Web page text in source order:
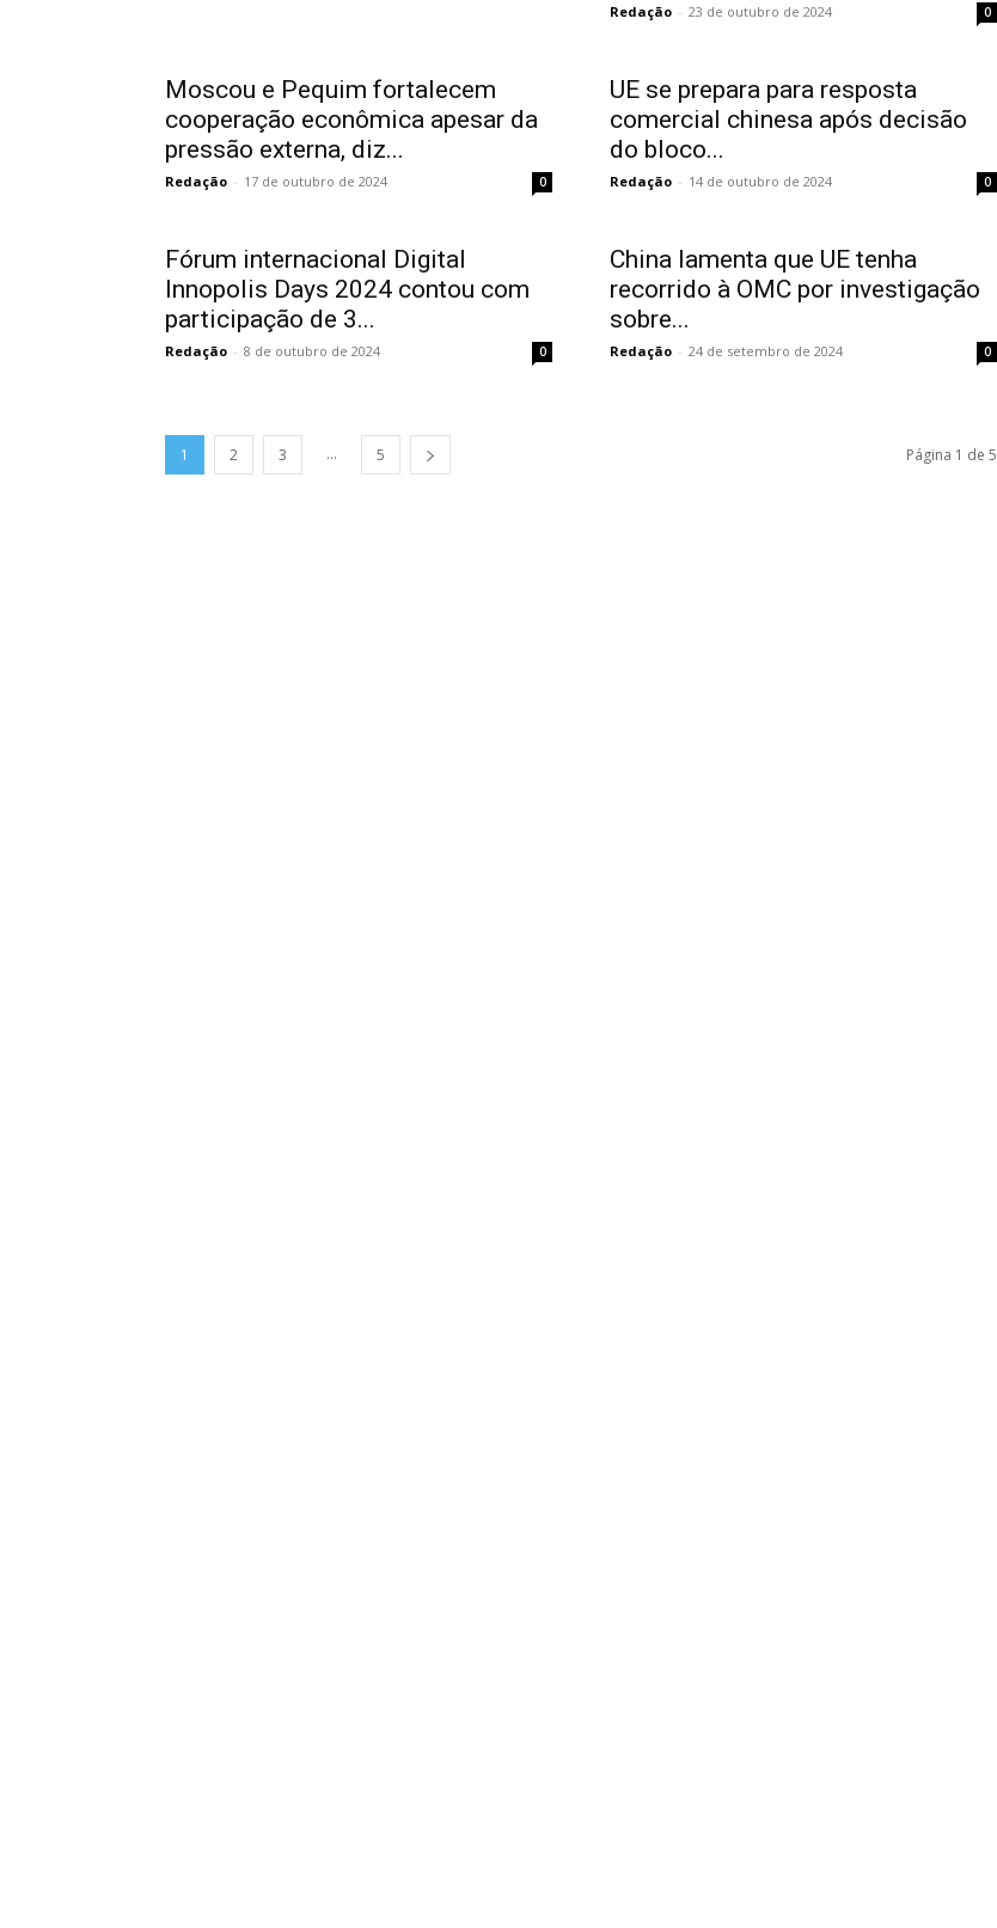
Redação - 23 de outubro de 2024 0
Moscou e Pequim fortalecem
cooperação econômica apesar da
pressão externa, diz...
Redação - 17 de outubro de 2024 0
UE se prepara para resposta
comercial chinesa após decisão
do bloco...
Redação - 14 de outubro de 2024 0
Fórum internacional Digital
Innopolis Days 2024 contou com
participação de 3...
Redação - 8 de outubro de 2024 0
China lamenta que UE tenha
recorrido à OMC por investigação
sobre...
Redação - 24 de setembro de 2024 0
1 2 3 ... 5 Página 1 de 5